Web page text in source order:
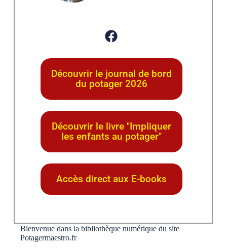
Découvrir le journal de bord
du potager 2026
Découvrir le livre "Impliquer
les enfants au potager"
Accès direct aux E-books
Bienvenue dans la bibliothèque numérique du site
Potagermaestro.fr